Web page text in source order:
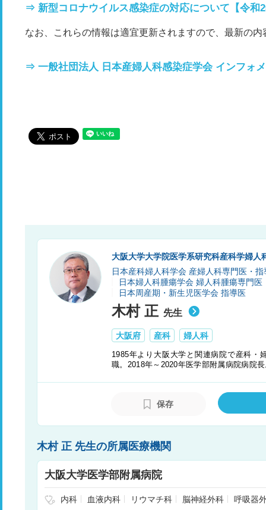
⇒ 新型コロナウイルス感染症の対応について【令和
なお、これらの情報は適宜更新されますので、最新の
⇒ 一般社団法人 日本産婦人科感染症学会 インフォ
大阪大学大学院医学系研究科産科学婦
日本産科婦人科学会 産婦人科専門医・指
日本婦人科腫瘍学会 婦人科腫瘍専門医
日本周産期・新生児医学会 指導医
木村 正 先生
大阪府 産科 婦人科
1985年より大阪大学と関連病院で産科・
職。2018年～2020年医学部附属病院病院
保存
木村 正 先生の所属医療機関
大阪大学医学部附属病院
内科 血液内科 リウマチ科 脳神経外科
呼吸器